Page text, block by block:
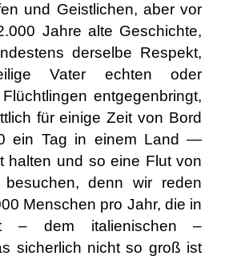
und Geistlichen, aber vor
Jahre alte Geschichte,
derselbe Respekt,
Vater echten oder
entgegenbringt,
für einige Zeit von Bord
ein Tag in einem Land —
halten und so eine Flut von
denn wir reden
Menschen pro Jahr, die in
– dem italienischen –
sicherlich nicht so groß ist